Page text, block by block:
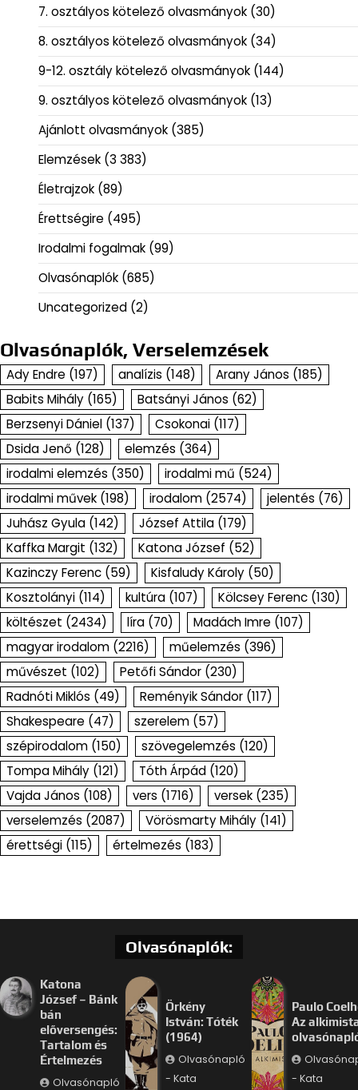
7. osztályos kötelező olvasmányok (30)
8. osztályos kötelező olvasmányok (34)
9-12. osztály kötelező olvasmányok (144)
9. osztályos kötelező olvasmányok (13)
Ajánlott olvasmányok (385)
Elemzések (3 383)
Életrajzok (89)
Érettségire (495)
Irodalmi fogalmak (99)
Olvasónaplók (685)
Uncategorized (2)
Olvasónaplók, Verselemzések
Ady Endre (197) analízis (148) Arany János (185)
Babits Mihály (165) Batsányi János (62)
Berzsenyi Dániel (137) Csokonai (117)
Dsida Jenő (128) elemzés (364)
irodalmi elemzés (350) irodalmi mű (524)
irodalmi művek (198) irodalom (2574) jelentés (76)
Juhász Gyula (142) József Attila (179)
Kaffka Margit (132) Katona József (52)
Kazinczy Ferenc (59) Kisfaludy Károly (50)
Kosztolányi (114) kultúra (107) Kölcsey Ferenc (130)
költészet (2434) líra (70) Madách Imre (107)
magyar irodalom (2216) műelemzés (396)
művészet (102) Petőfi Sándor (230)
Radnóti Miklós (49) Reményik Sándor (117)
Shakespeare (47) szerelem (57)
szépirodalom (150) szövegelemzés (120)
Tompa Mihály (121) Tóth Árpád (120)
Vajda János (108) vers (1716) versek (235)
verselemzés (2087) Vörösmarty Mihály (141)
érettségi (115) értelmezés (183)
Olvasónaplók:
Katona
József – Bánk
bán
előversengés:
Tartalom és
Értelmezés
Olvasónapló
Örkény
István: Tóték
(1964)
Olvasónapló
- Kata
Paulo
Az
- Kata